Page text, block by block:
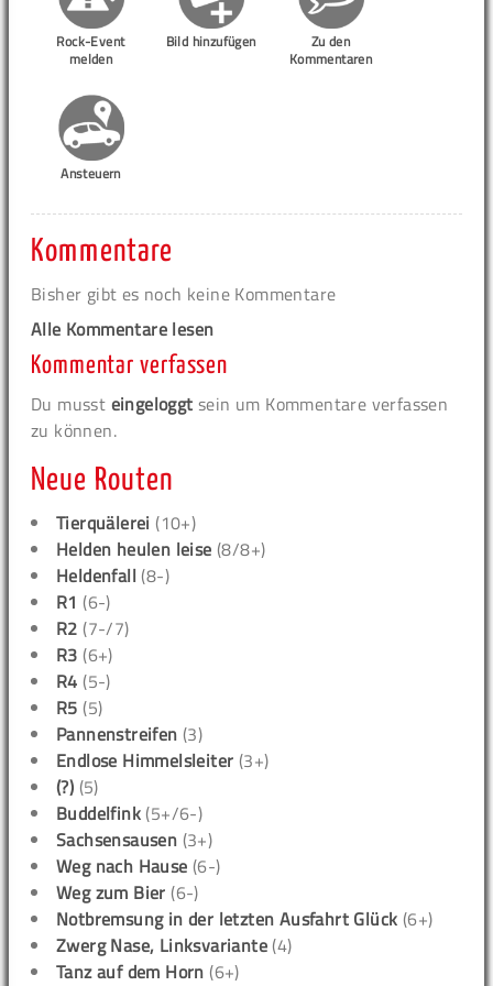
Rock-Event
melden
Bild hinzufügen
Zu den
Kommentaren
Ansteuern
Kommentare
Bisher gibt es noch keine Kommentare
Alle Kommentare lesen
Kommentar verfassen
Du musst eingeloggt sein um Kommentare verfassen
zu können.
Neue Routen
Tierquälerei (10+)
Helden heulen leise (8/8+)
Heldenfall (8-)
R1 (6-)
R2 (7-/7)
R3 (6+)
R4 (5-)
R5 (5)
Pannenstreifen (3)
Endlose Himmelsleiter (3+)
(?) (5)
Buddelfink (5+/6-)
Sachsensausen (3+)
Weg nach Hause (6-)
Weg zum Bier (6-)
Notbremsung in der letzten Ausfahrt Glück (6+)
Zwerg Nase, Linksvariante (4)
Tanz auf dem Horn (6+)